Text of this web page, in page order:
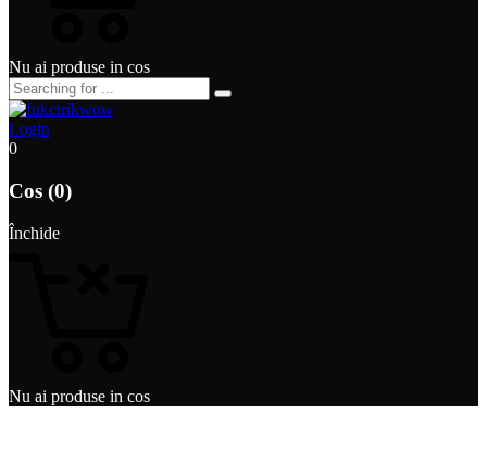
Nu ai produse in cos
Login
0
Cos (0)
Închide
Nu ai produse in cos